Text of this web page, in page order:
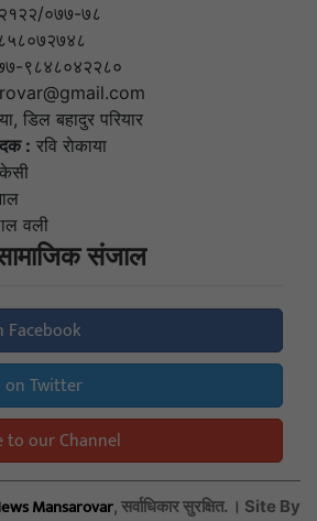
२१२२/०७७-७८
९८४८०४२२८०
डिल बहादुर परियार
: रवि राेकाया
वली
संजाल
Facebook
on Twitter
to our Channel
Mansarovar, सर्वाधिकार सुरक्षित. । Site By